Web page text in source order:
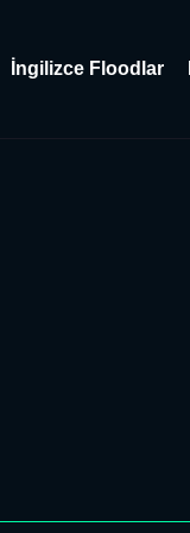
İngilizce Floodlar